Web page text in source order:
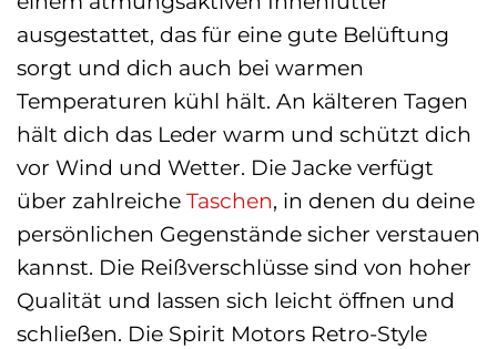
ausgestattet, das für eine gute Belüftung
sorgt und dich auch bei warmen
Temperaturen kühl hält. An kälteren Tagen
hält dich das Leder warm und schützt dich
vor Wind und Wetter. Die Jacke verfügt
über zahlreiche Taschen, in denen du deine
persönlichen Gegenstände sicher verstauen
kannst. Die Reißverschlüsse sind von hoher
Qualität und lassen sich leicht öffnen und
schließen. Die Spirit Motors Retro-Style